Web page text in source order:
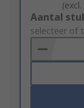
Add
to
Basket
Aantal
selecteer of